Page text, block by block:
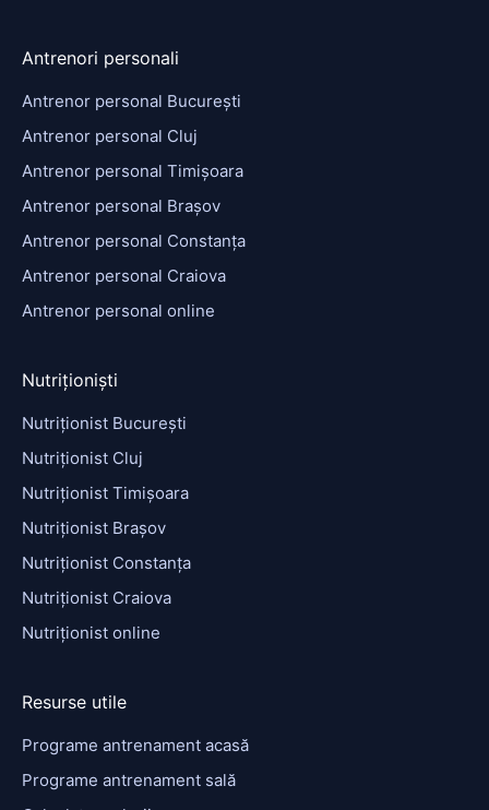
Antrenori personali
Antrenor personal București
Antrenor personal Cluj
Antrenor personal Timișoara
Antrenor personal Brașov
Antrenor personal Constanța
Antrenor personal Craiova
Antrenor personal online
Nutriționiști
Nutriționist București
Nutriționist Cluj
Nutriționist Timișoara
Nutriționist Brașov
Nutriționist Constanța
Nutriționist Craiova
Nutriționist online
Resurse utile
Programe antrenament acasă
Programe antrenament sală